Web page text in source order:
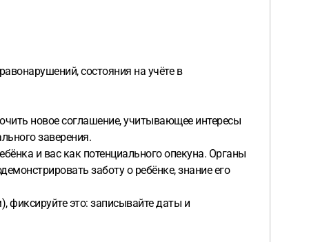
состояния на учёте в
новое соглашение, учитывающее интересы
заверения.
и вас как потенциального опекуна. Органы
заботу о ребёнке, знание его
фиксируйте это: записывайте даты и